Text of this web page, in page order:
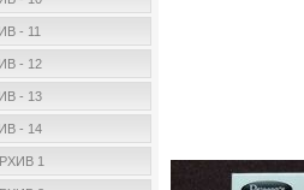
- 11
- 12
- 13
- 14
1